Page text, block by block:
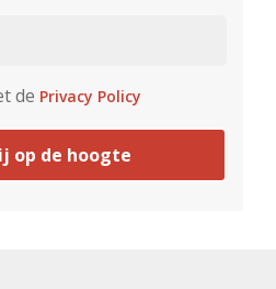
de Privacy Policy
op de hoogte